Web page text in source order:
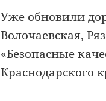
Уже обновили
Волочаевская,
«Безопасные
Краснодарского